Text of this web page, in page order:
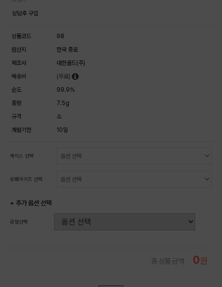
상담후 구입
상품코드
98
원산지
한국 종로
제조사
대한골드(주)
배송비
(무료)
순도
99.9%
중량
7.5g
규격
소
개발기한
10일
케이스 선택
상패사이즈 선택
+ 추가 옵션 선택
금형선택
총 상품 금액 0원